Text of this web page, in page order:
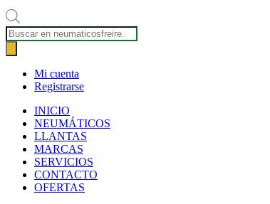
Búsqueda
de
productos
Mi cuenta
Registrarse
INICIO
NEUMÁTICOS
LLANTAS
MARCAS
SERVICIOS
CONTACTO
OFERTAS